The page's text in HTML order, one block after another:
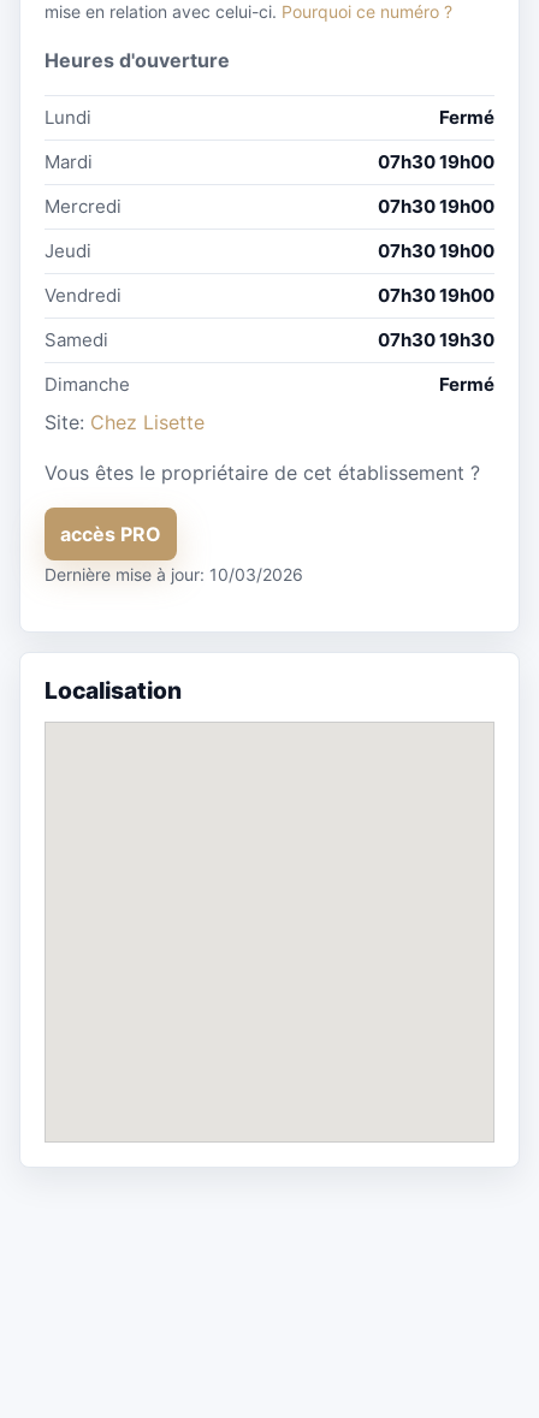
mise en relation avec celui-ci. Pourquoi ce numéro ?
Heures d'ouverture
Lundi
Fermé
Mardi
07h30 19h00
Mercredi
07h30 19h00
Jeudi
07h30 19h00
Vendredi
07h30 19h00
Samedi
07h30 19h30
Dimanche
Fermé
Site: Chez Lisette
Vous êtes le propriétaire de cet établissement ?
accès PRO
Dernière mise à jour: 10/03/2026
Localisation